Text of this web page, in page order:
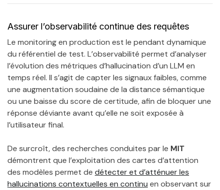
Assurer l’observabilité continue des requêtes
Le monitoring en production est le pendant dynamique
du référentiel de test. L’observabilité permet d’analyser
l’évolution des métriques d’hallucination d’un LLM en
temps réel. Il s’agit de capter les signaux faibles, comme
une augmentation soudaine de la distance sémantique
ou une baisse du score de certitude, afin de bloquer une
réponse déviante avant qu’elle ne soit exposée à
l’utilisateur final.
De surcroît, des recherches conduites par le MIT
démontrent que l’exploitation des cartes d’attention
des modèles permet de détecter et d’atténuer les
hallucinations contextuelles en continu en observant sur